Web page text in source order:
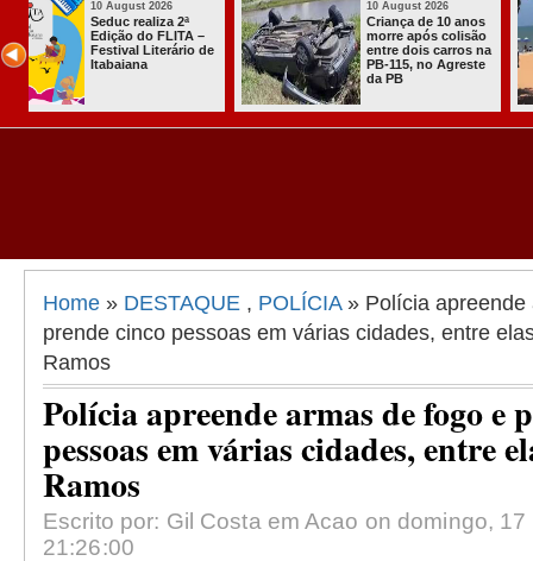
10 August 2026
Torcedores do
Botafogo-PB e
Santa Cruz entram
em confronto na
10 August 2026
Três apostas
faturam
100 mil na
Sena
Home » DESTAQUE , POLÍCIA» Polícia apreende
prende cinco pessoas em várias cidades, entre
Ramos
Polícia apreende armas de fogo e
pessoas em várias cidades, entre
Ramos
Escrito por: Gil Costa em Acao on domingo,
21:26:00